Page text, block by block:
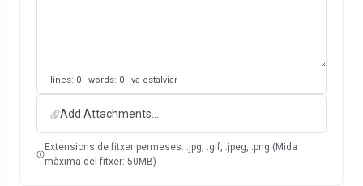
lines: 0 words: 0 va estalviar
Add Attachments...
Extensions de fitxer permeses: .jpg, .gif, .jpeg, .png (Mida
màxima del fitxer: 50MB)